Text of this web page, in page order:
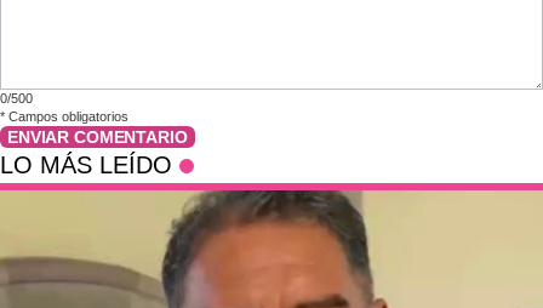
0/500
* Campos obligatorios
ENVIAR COMENTARIO
LO MÁS LEÍDO